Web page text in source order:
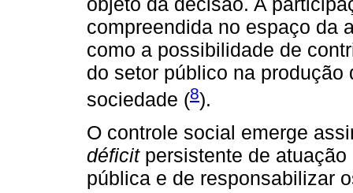
compreendida no espaço da
como a possibilidade de
do setor público na
sociedade (8).
O controle social emerge
déficitpersistente de atuação
pública e de responsabilizar